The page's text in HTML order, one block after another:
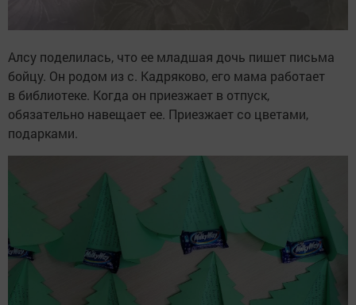
Алсу поделилась, что ее младшая дочь пишет письма
бойцу. Он родом из с. Кадряково, его мама работает
в библиотеке. Когда он приезжает в отпуск,
обязательно навещает ее. Приезжает со цветами,
подарками.